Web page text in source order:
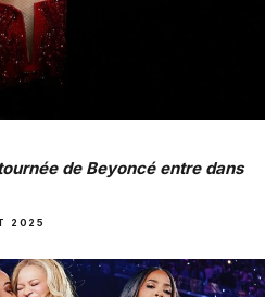
de Beyoncé entre dans
2025